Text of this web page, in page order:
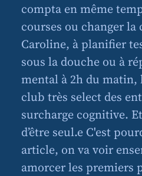
compta en même
courses ou changer la
Caroline, à planifier
sous la douche ou à
mental à 2h du matin,
club très select des
surcharge cognitive.
d’être seul.e C'est
article, on va voir
amorcer les premiers